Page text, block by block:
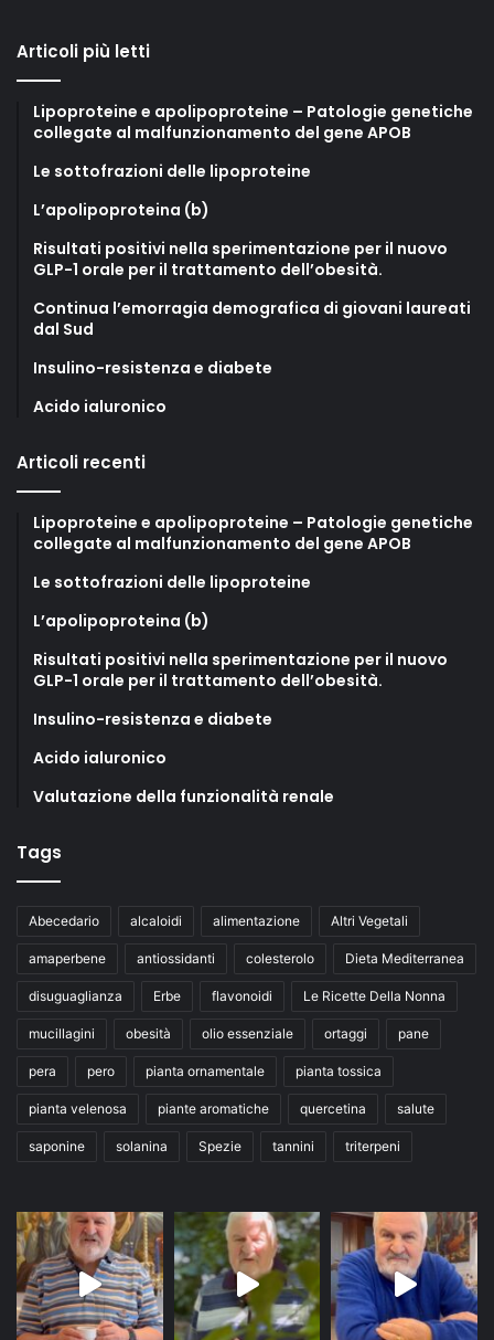
Articoli più letti
Lipoproteine e apolipoproteine – Patologie genetiche
collegate al malfunzionamento del gene APOB
Le sottofrazioni delle lipoproteine
L’apolipoproteina (b)
Risultati positivi nella sperimentazione per il nuovo
GLP-1 orale per il trattamento dell’obesità.
Continua l’emorragia demografica di giovani laureati
dal Sud
Insulino-resistenza e diabete
Acido ialuronico
Articoli recenti
Lipoproteine e apolipoproteine – Patologie genetiche
collegate al malfunzionamento del gene APOB
Le sottofrazioni delle lipoproteine
L’apolipoproteina (b)
Risultati positivi nella sperimentazione per il nuovo
GLP-1 orale per il trattamento dell’obesità.
Insulino-resistenza e diabete
Acido ialuronico
Valutazione della funzionalità renale
Tags
Abecedario alcaloidi alimentazione Altri Vegetali
amaperbene antiossidanti colesterolo Dieta Mediterranea
disuguaglianza Erbe flavonoidi Le Ricette Della Nonna
mucillagini obesità olio essenziale ortaggi pane
pera pero pianta ornamentale pianta tossica
pianta velenosa piante aromatiche quercetina salute
saponine solanina Spezie tannini triterpeni